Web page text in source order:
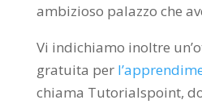
ambizioso palazzo che
Vi indichiamo inoltre
gratuita per
chiama Tutorialspoint,